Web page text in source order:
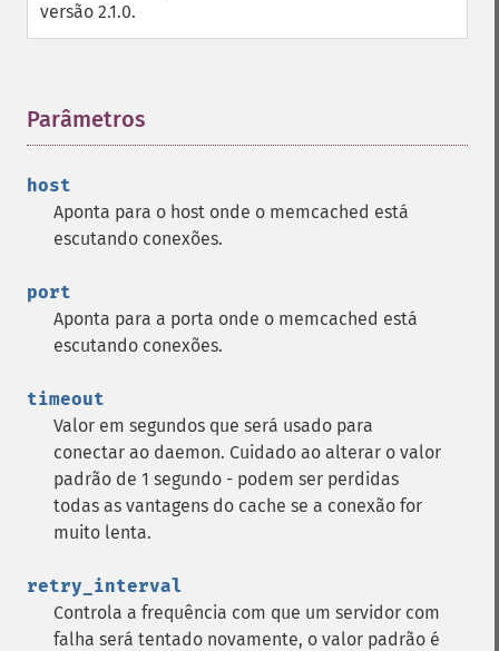
versão 2.1.0.
Parâmetros
host
Aponta para o host onde o memcached está
escutando conexões.
port
Aponta para a porta onde o memcached está
escutando conexões.
timeout
Valor em segundos que será usado para
conectar ao daemon. Cuidado ao alterar o valor
padrão de 1 segundo - podem ser perdidas
todas as vantagens do cache se a conexão for
muito lenta.
retry_interval
Controla a frequência com que um servidor com
falha será tentado novamente, o valor padrão é